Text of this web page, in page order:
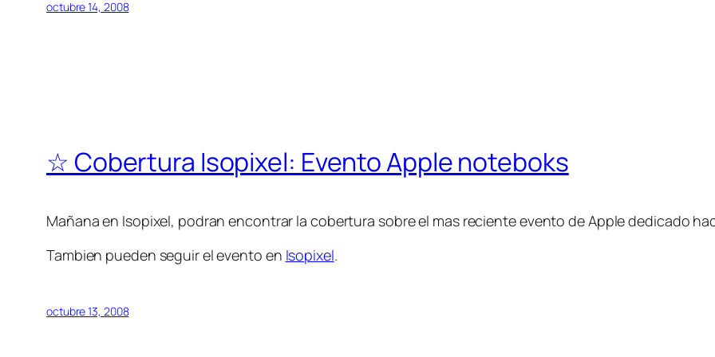
octubre 14, 2008
☆ Cobertura Isopixel: Evento Apple noteboks
Mañana en Isopixel, podran encontrar la cobertura sobre el mas reciente evento de Apple dedicado
Tambien pueden seguir el evento en Isopixel.
octubre 13, 2008